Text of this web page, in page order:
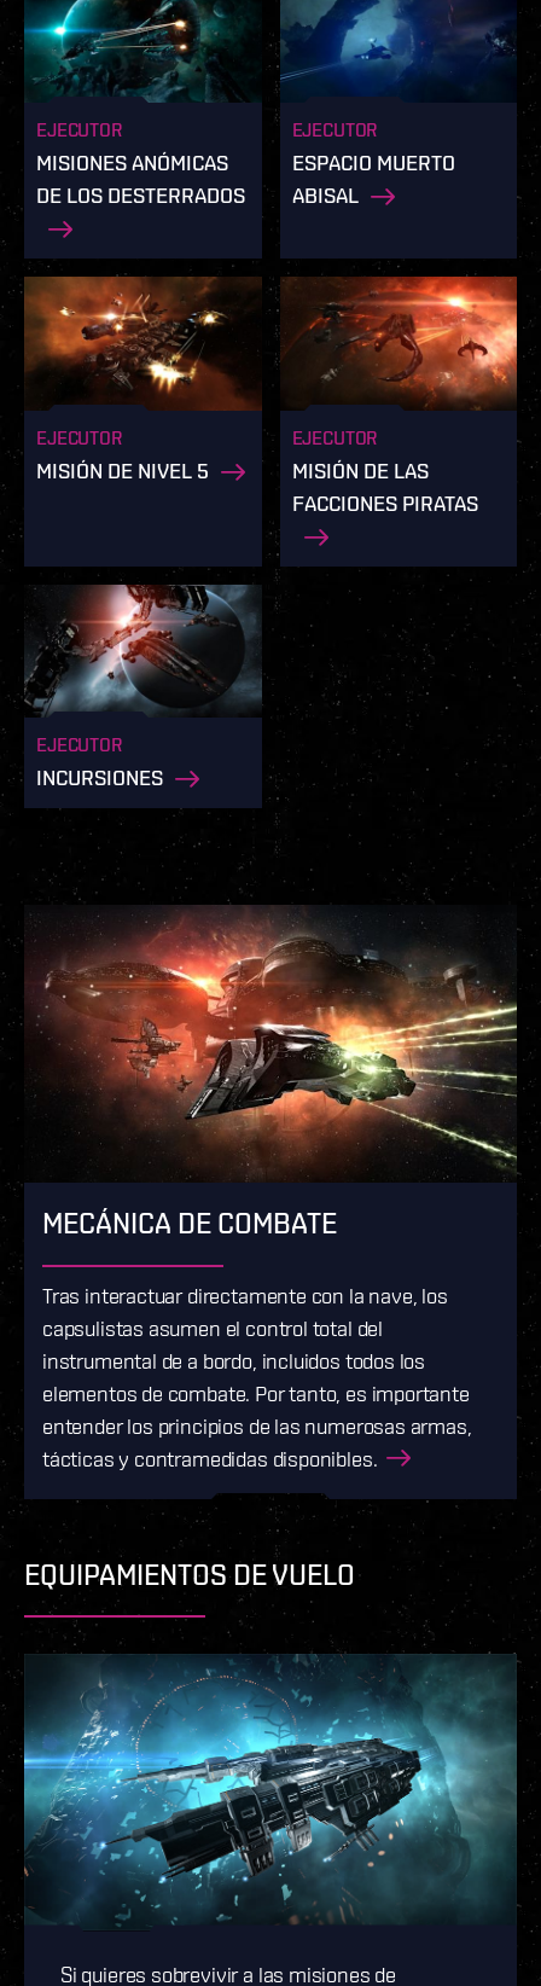
EJECUTOR
MISIONES ANÓMICAS
DE LOS DESTERRADOS
EJECUTOR
ESPACIO MUERTO
ABISAL
EJECUTOR
MISIÓN DE NIVEL 5
EJECUTOR
MISIÓN DE LAS
FACCIONES PIRATAS
EJECUTOR
INCURSIONES
MECÁNICA DE COMBATE
Tras interactuar directamente con la nave, los
capsulistas asumen el control total del
instrumental de a bordo, incluidos todos los
elementos de combate. Por tanto, es importante
entender los principios de las numerosas armas,
tácticas y contramedidas disponibles.
EQUIPAMIENTOS DE VUELO
Si quieres sobrevivir a las misiones de